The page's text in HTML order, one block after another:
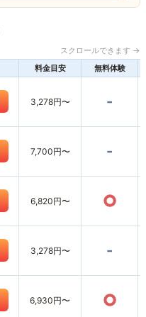
スクロールできます →
料金目安 無料体験
3,278円〜 -
7,700円〜 -
6,820円〜 ○
3,278円〜 -
6,930円〜 ○